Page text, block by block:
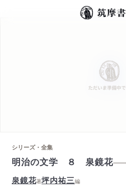
シリーズ・全集
明治の文学 ８ 泉鏡花——
泉鏡花著坪内祐三編